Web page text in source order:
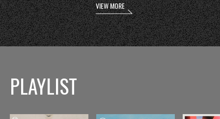
VIEW MORE
PLAYLIST